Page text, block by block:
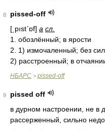
8
pissed-off
[͵pıstʹɒf] a сл.
1. обозлённый; в ярости
2. 1) измочаленный; без сил
2) расстроенный; в
НБАРС > pissed-off
9
pissed off
в дурном настроении, не в
рассерженный, сильно